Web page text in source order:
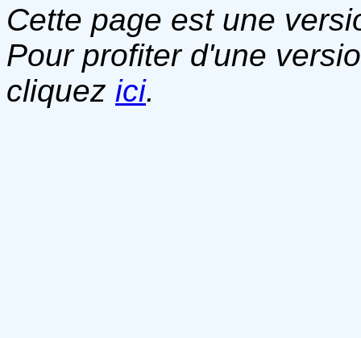
Cette page est une
Pour profiter d'une
cliquez ici.